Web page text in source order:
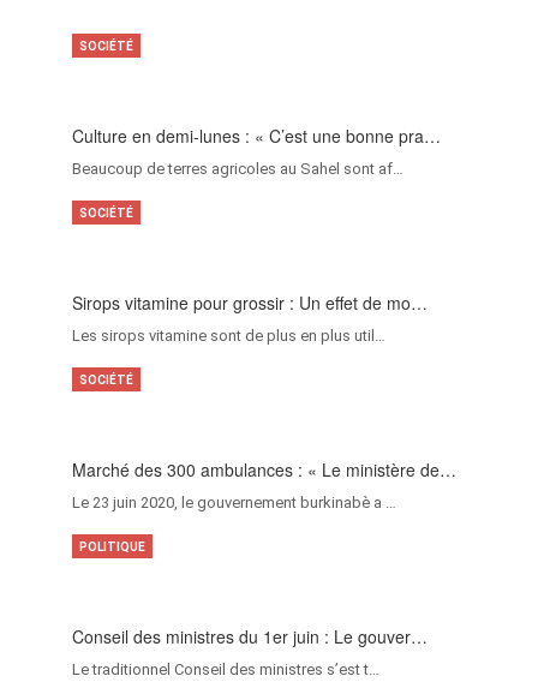
Culture en demi-lunes : « C’est une bonne pra…
Beaucoup de terres agricoles au Sahel sont af…
SOCIÉTÉ
Sirops vitamine pour grossir : Un effet de mo…
Les sirops vitamine sont de plus en plus util…
SOCIÉTÉ
Marché des 300 ambulances : « Le ministère de…
Le 23 juin 2020, le gouvernement burkinabè a …
SOCIÉTÉ
Conseil des ministres du 1er juin : Le gouver…
Le traditionnel Conseil des ministres s’est t…
POLITIQUE